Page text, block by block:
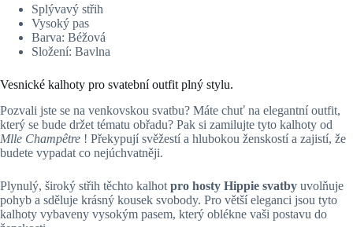
Splývavý střih
Vysoký pas
Barva: Béžová
Složení: Bavlna
Vesnické kalhoty pro svatební outfit plný stylu.
Pozvali jste se na venkovskou svatbu? Máte chuť na elegantní outfit,
který se bude držet tématu obřadu? Pak si zamilujte tyto kalhoty od
Mlle Champêtre ! Překypují svěžestí a hlubokou ženskostí a zajistí, že
budete vypadat co nejúchvatněji.
Plynulý, široký střih těchto kalhot pro hosty Hippie svatby uvolňuje
pohyb a sděluje krásný kousek svobody. Pro větší eleganci jsou tyto
kalhoty vybaveny vysokým pasem, který oblékne vaši postavu do